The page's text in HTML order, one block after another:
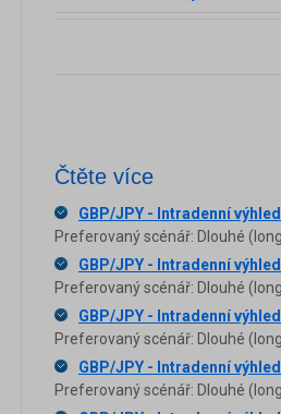
Čtěte více
GBP/JPY - Intradenní
Preferovaný scénář: Dlouhé
GBP/JPY - Intradenní
Preferovaný scénář: Dlouhé
GBP/JPY - Intradenní
Preferovaný scénář: Dlouhé
GBP/JPY - Intradenní
Preferovaný scénář: Dlouhé